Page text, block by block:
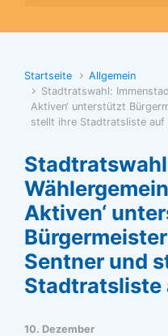
Startseite
Allgemein
Stadtratswahl:
Aktiven‘ unterstützt
stellt ihre Stadtratsliste auf
Aktiven‘
Sentner und
Stadtratsliste
10. Dezember